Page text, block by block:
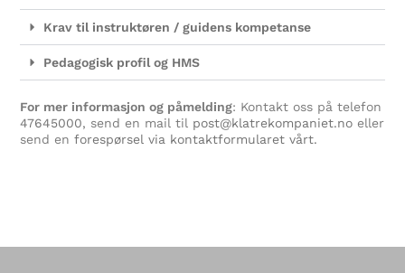
Krav til instruktøren / guidens kompetanse
Pedagogisk profil og HMS
For mer informasjon og påmelding: Kontakt oss på telefon
47645000, send en mail til post@klatrekompaniet.no eller
send enforespørsel via kontaktformularet vårt.